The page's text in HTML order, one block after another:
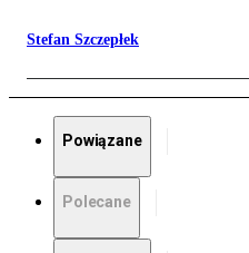
Stefan Szczepłek
Powiązane
Polecane